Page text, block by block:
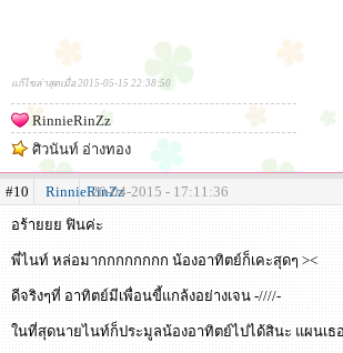
แก้ไขล่าสุดเมื่อ 2015-05-15 22:38:50
RinnieRinZz
ศิวนันท์ อ่างทอง
#10 RinnieRinZz20-04-2015 - 17:11:36
อร้ายยย ฟินค่ะ
พี่ไนท์ หล่อมากกกกกกกก น้องอาทิตย์ก็เคะสุดๆ ><
ดีจริงๆที่ อาทิตย์มีเพื่อนขี้แกล้งอย่างเจน -////-
ในที่สุดนายไนท์ก็ประมูลน้องอาทิตย์ไปได้สินะ แผนเธ